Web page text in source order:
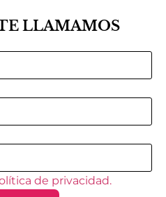
LLAMAMOS
de privacidad.